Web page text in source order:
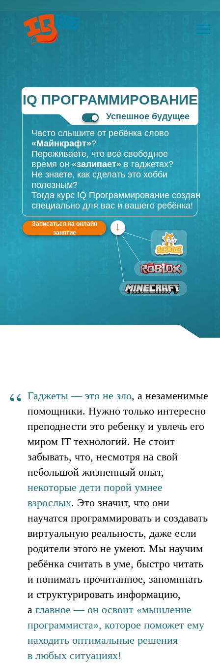
IQ ПРОГРАММИРОВАНИЕ
Успешное будущее
Часто слышите от ребёнка слово
«Майнкрафт»?
Переживаете, что всё свободное
время он «залипает» в гаджетах?
Не знаете, как сделать это хобби
полезным?
Тогда курс IQ Программирование создан
специально для вас и вашего ребёнка!
Записаться на онлайн
занятие
“ Гаджеты — это не зло, а незаменимые
помощники. Нужно только интересно
преподнести это ребенку и увлечь его
миром IT технологий. Не стоит
забывать, что, несмотря на свой
небольшой жизненный опыт,
некоторые дети порой умнее
взрослых. Это значит, что они
научатся программировать и создавать
виртуальную реальность, даже если
родители этого не умеют. Мы научим
ребёнка считать в уме, быстро читать
и понимать прочитанное, запоминать
и структурировать информацию,
а главное — он освоит «мышление
программиста», которое поможет ему
находить оптимальные решения
в любых ситуациях!